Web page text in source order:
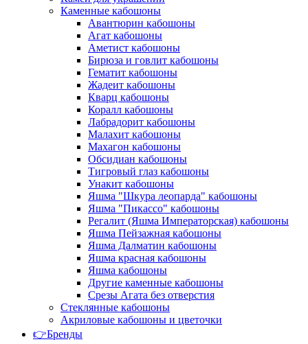
Каменные кабошоны
Авантюрин кабошоны
Агат кабошоны
Аметист кабошоны
Бирюза и говлит кабошоны
Гематит кабошоны
Жадеит кабошоны
Кварц кабошоны
Коралл кабошоны
Лабрадорит кабошоны
Малахит кабошоны
Махагон кабошоны
Обсидиан кабошоны
Тигровый глаз кабошоны
Унакит кабошоны
Яшма "Шкура леопарда" кабошоны
Яшма "Пикассо" кабошоны
Регалит (Яшма Императорская) кабошоны
Яшма Пейзажная кабошоны
Яшма Далматин кабошоны
Яшма красная кабошоны
Яшма кабошоны
Другие каменные кабошоны
Срезы Агата без отверстия
Стеклянные кабошоны
Акриловые кабошоны и цветочки
👉Бренды